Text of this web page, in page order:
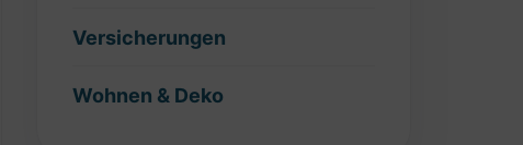
Versicherungen
Wohnen & Deko